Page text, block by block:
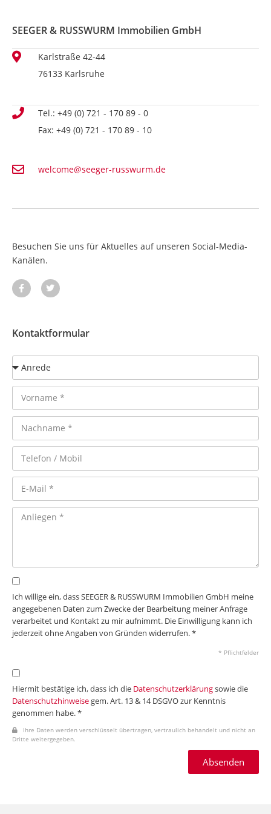
SEEGER & RUSSWURM Immobilien GmbH
Karlstraße 42-44
76133 Karlsruhe
Tel.: +49 (0) 721 - 170 89 - 0
Fax: +49 (0) 721 - 170 89 - 10
welcome@seeger-russwurm.de
Besuchen Sie uns für Aktuelles auf unseren Social-Media-
Kanälen.
Kontaktformular
Ich willige ein, dass SEEGER & RUSSWURM Immobilien GmbH meine
angegebenen Daten zum Zwecke der Bearbeitung meiner Anfrage
verarbeitet und Kontakt zu mir aufnimmt. Die Einwilligung kann ich
jederzeit ohne Angaben von Gründen widerrufen. *
* Pflichtfelder
Hiermit bestätige ich, dass ich die Datenschutzerklärungsowie die
Datenschutzhinweisegem. Art. 13 & 14 DSGVO zur Kenntnis
genommen habe. *
Ihre Daten werden verschlüsselt übertragen, vertraulich behandelt und nicht an
Dritte weitergegeben.
Absenden